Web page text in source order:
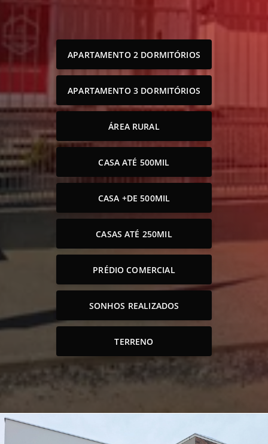
APARTAMENTO 2 DORMITÓRIOS
APARTAMENTO 3 DORMITÓRIOS
ÁREA RURAL
CASA ATÉ 500MIL
CASA +DE 500MIL
CASAS ATÉ 250MIL
PRÉDIO COMERCIAL
SONHOS REALIZADOS
TERRENO